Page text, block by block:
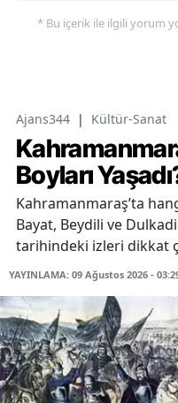
* Bu içerik ile ilgili yorum
Ajans344 | Kültür-Sanat
Boyları
Kahramanmaraş’ta
Bayat, Beydili ve
tarihindeki izleri dikkat
YAYINLAMA: 09 Ağustos 2026 -